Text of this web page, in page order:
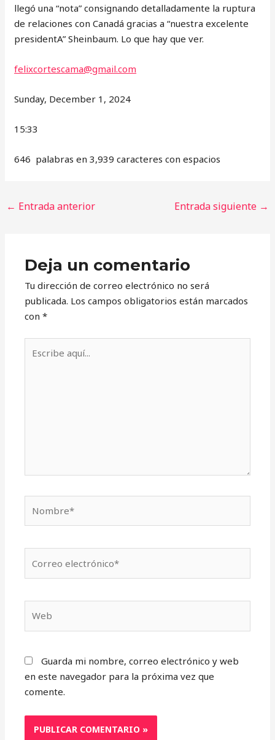
llegó una “nota” consignando detalladamente la ruptura
de relaciones con Canadá gracias a “nuestra excelente
presidentA” Sheinbaum. Lo que hay que ver.
felixcortescama@gmail.com
Sunday, December 1, 2024
15:33
646 palabras en 3,939 caracteres con espacios
← Entrada anterior Entrada siguiente →
Deja un comentario
Tu dirección de correo electrónico no será
publicada. Los campos obligatorios están marcados
con*
aquí...
electrónico*
Guarda mi nombre, correo electrónico y web
en este navegador para la próxima vez que
comente.